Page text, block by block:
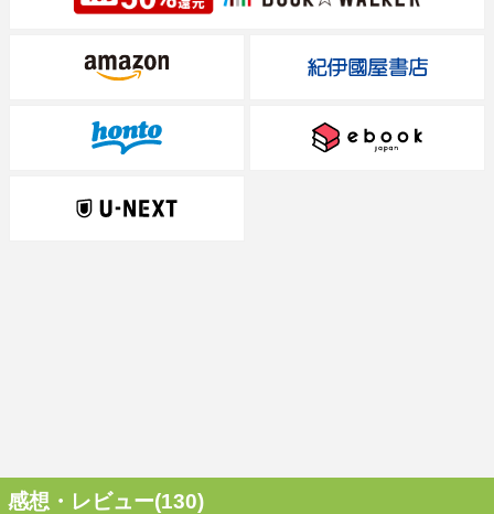
感想・レビュー(130)